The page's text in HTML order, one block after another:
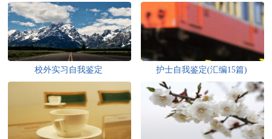
校外实习自我鉴定 护士自我鉴定(汇编15篇)